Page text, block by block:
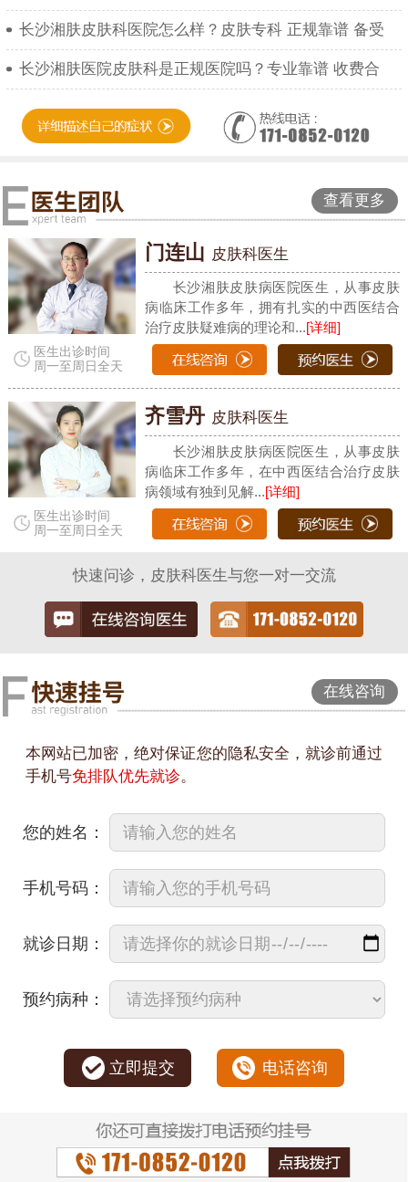
长沙湘肤皮肤科医院怎么样？皮肤专科 正规靠谱 备受
长沙湘肤医院皮肤科是正规医院吗？专业靠谱 收费合
查看更多
医生出诊时间
周一至周日全天
门连山 皮肤科医生
长沙湘肤皮肤病医院医生，从事皮肤
病临床工作多年，拥有扎实的中西医结合
治疗皮肤疑难病的理论和...[详细]
医生出诊时间
周一至周日全天
齐雪丹 皮肤科医生
长沙湘肤皮肤病医院医生，从事皮肤
病临床工作多年，在中西医结合治疗皮肤
病领域有独到见解...[详细]
快速问诊，皮肤科医生与您一对一交流
在线咨询
本网站已加密，绝对保证您的隐私安全，就诊前通过
手机号免排队优先就诊。
您的姓名：
手机号码：
就诊日期：
预约病种：
立即提交 电话咨询